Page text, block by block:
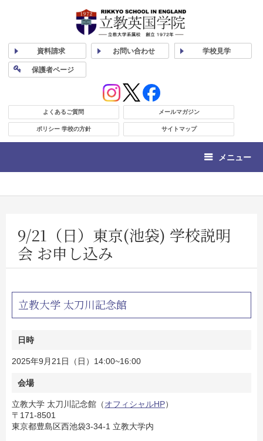
資料請求 お問い合わせ 学校見学
保護者ページ
よくあるご質問 メールマガジン
ポリシー 学校の方針 サイトマップ
メニュー
9/21（日）東京(池袋) 学校説明
会 お申し込み
立教大学 太刀川記念館
日時
2025年9月21日（日）14:00~16:00
会場
立教大学 太刀川記念館（オフィシャルHP）
〒171-8501
東京都豊島区西池袋3-34-1 立教大学内